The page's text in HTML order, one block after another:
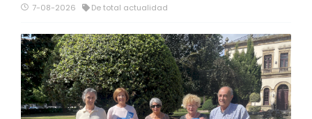
7-08-2026 De total actualidad